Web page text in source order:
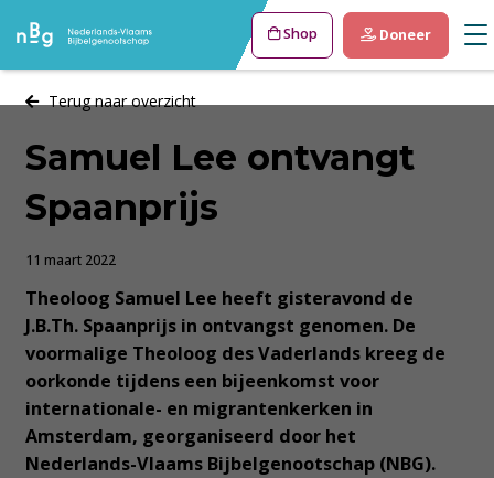
Shop Doneer
Terug naar overzicht
Samuel Lee ontvangt
Spaanprijs
11 maart 2022
Theoloog Samuel Lee heeft gisteravond de
J.B.Th. Spaanprijs in ontvangst genomen. De
voormalige Theoloog des Vaderlands kreeg de
oorkonde tijdens een bijeenkomst voor
internationale- en migrantenkerken in
Amsterdam, georganiseerd door het
Nederlands-Vlaams Bijbelgenootschap (NBG).